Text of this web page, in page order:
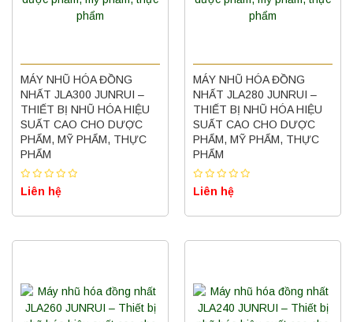
MÁY NHŨ HÓA ĐỒNG
NHẤT JLA300 JUNRUI –
THIẾT BỊ NHŨ HÓA HIỆU
SUẤT CAO CHO DƯỢC
PHẨM, MỸ PHẨM, THỰC
PHẨM
Liên hệ
MÁY NHŨ HÓA ĐỒNG
NHẤT JLA280 JUNRUI –
THIẾT BỊ NHŨ HÓA HIỆU
SUẤT CAO CHO DƯỢC
PHẨM, MỸ PHẨM, THỰC
PHẨM
Liên hệ